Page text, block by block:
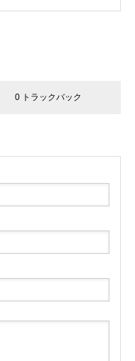
0 トラックバック